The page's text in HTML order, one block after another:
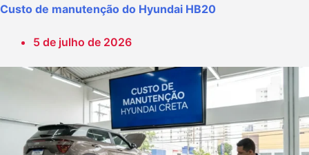
Custo de manutenção do Hyundai HB20
5 de julho de 2026